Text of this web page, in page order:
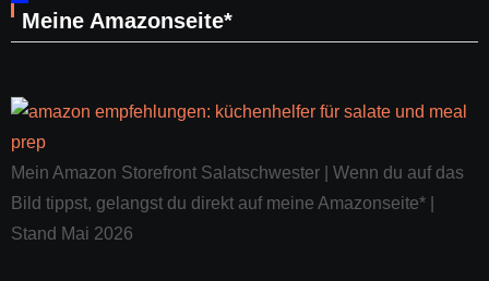
Meine Amazonseite*
Mein Amazon Storefront Salatschwester | Wenn du auf das
Bild tippst, gelangst du direkt auf meine Amazonseite* |
Stand Mai 2026